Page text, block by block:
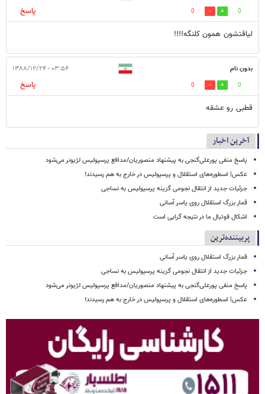
0
0
پاسخ
لیاقتشون همون کلنگه!!!!
بدون نام ۰۳:۵۴ - ۱۳۸۸/۱۲/۲۴
0
0
پاسخ
قطبی رو عشقه
آخرین اخبار
پاسخ منفی پورعلی‌گنجی به پیشنهاد منصوریان/مدافع پرسپولیس لژیونر می‌شود
عکس| اسطوره‌های استقلال و پرسپولیس در خارج به هم رسیدند!
جزئیات جدید از انتقال نجومی گزینه پرسپولیس به نساجی
قمار بزرگ استقلال روی یاسر آسانی
اشکال فوتبال ما در نتیجه گرایی است
پربیننده‌ترین
قمار بزرگ استقلال روی یاسر آسانی
جزئیات جدید از انتقال نجومی گزینه پرسپولیس به نساجی
پاسخ منفی پورعلی‌گنجی به پیشنهاد منصوریان/مدافع پرسپولیس لژیونر می‌شود
عکس| اسطوره‌های استقلال و پرسپولیس در خارج به هم رسیدند!